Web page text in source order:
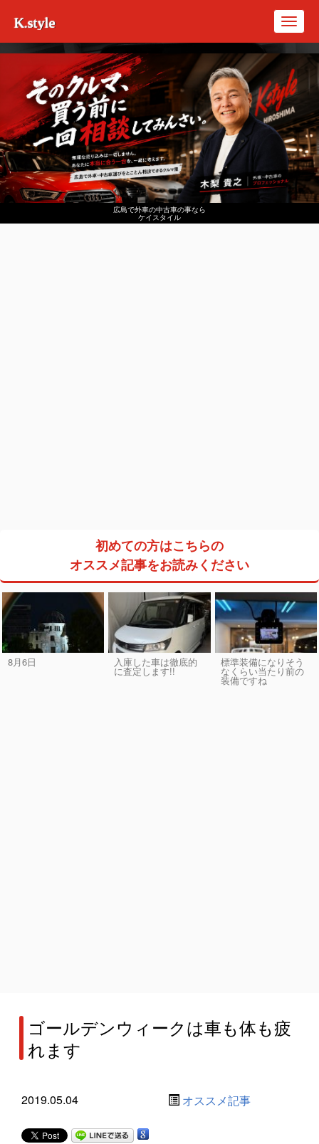
広島で外車の中古車の事なら
ケイスタイル
K.style
初めての方はこちらの
オススメ記事をお読みください
8月6日 入庫した車は徹底的
に査定します!!
標準装備になりそう
なくらい当たり前の
装備ですね
ゴールデンウィークは車も体も疲
れます
2019.05.04 オススメ記事